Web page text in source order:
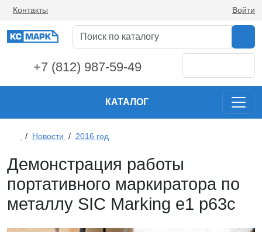
Контакты Войти
+7 (812) 987-59-49
КАТАЛОГ
/ Новости / 2016 год
Демонстрация работы
портативного маркиратора по
металлу SIC Marking e1 p63c